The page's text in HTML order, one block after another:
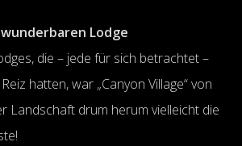
Lodge
die – jede für sich betrachtet –
hatten, war „Canyon Village“ von
Landschaft drum herum vielleicht die